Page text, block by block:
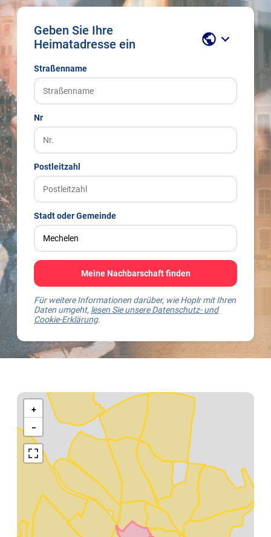
Geben Sie Ihre
Heimatadresse ein
public keyboard_arrow_down
Straßenname
Nr
Postleitzahl
Stadt oder Gemeinde
Meine Nachbarschaft finden
Für weitere Informationen darüber, wie Hoplr mit Ihren
Daten umgeht, lesen Sie unsere Datenschutz- und
Cookie-Erklärung.
Kaart
Mechelen
+
−